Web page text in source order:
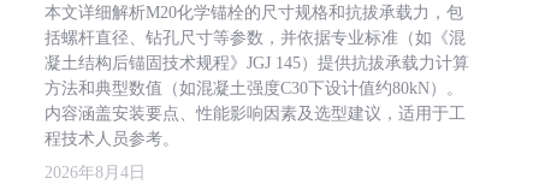
本文详细解析M20化学锚栓的尺寸规格和抗拔承载力，包
括螺杆直径、钻孔尺寸等参数，并依据专业标准（如《混
凝土结构后锚固技术规程》JGJ 145）提供抗拔承载力计算
方法和典型数值（如混凝土强度C30下设计值约80kN）。
内容涵盖安装要点、性能影响因素及选型建议，适用于工
程技术人员参考。
2026年8月4日